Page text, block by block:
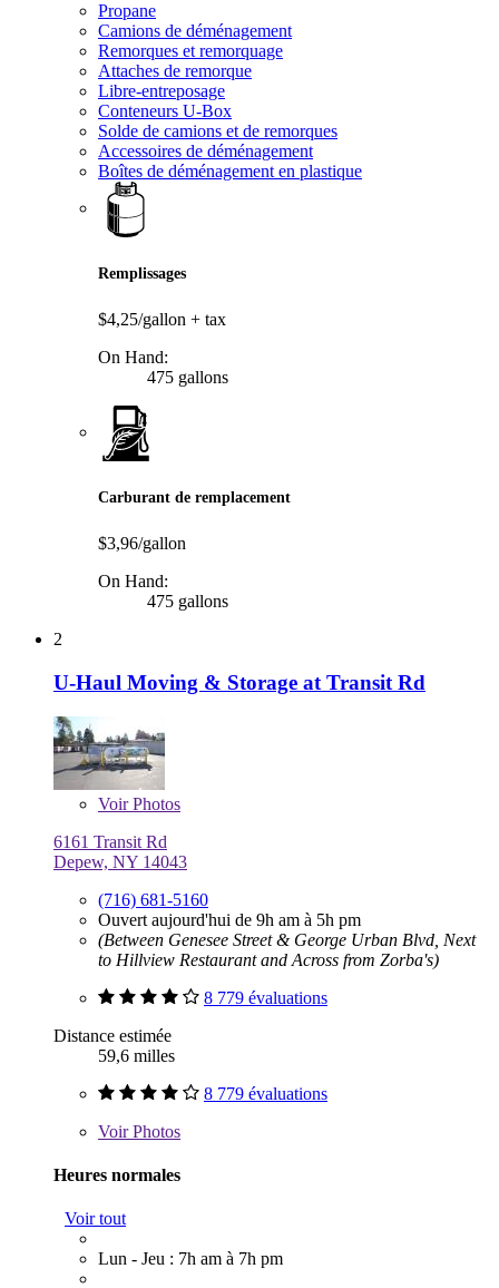
Propane
Camions de déménagement
Remorques et remorquage
Attaches de remorque
Libre-entreposage
Conteneurs U-Box
Solde de camions et de remorques
Accessoires de déménagement
Boîtes de déménagement en plastique
Remplissages
$4,25/gallon + tax
On Hand:
475 gallons
Carburant de remplacement
$3,96/gallon
On Hand:
475 gallons
2
U-Haul Moving & Storage at Transit Rd
VoirPhotos
6161 Transit Rd
Depew, NY 14043
(716) 681-5160
Ouvert aujourd'hui de 9h am à 5h pm
(Between Genesee Street & George Urban Blvd, Next
to Hillview Restaurant and Across from Zorba's)
8 779 évaluations
Distance estimée
59,6 milles
8 779 évaluations
VoirPhotos
Heures normales
Voir tout
Lun - Jeu : 7h am à 7h pm